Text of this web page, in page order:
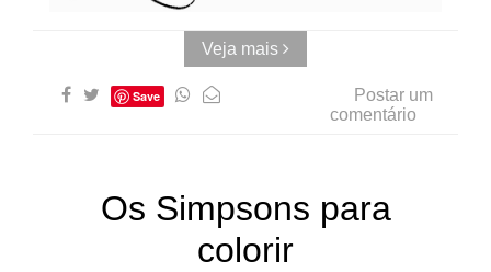
Veja mais
Save
Postar um
comentário
Os Simpsons para
colorir